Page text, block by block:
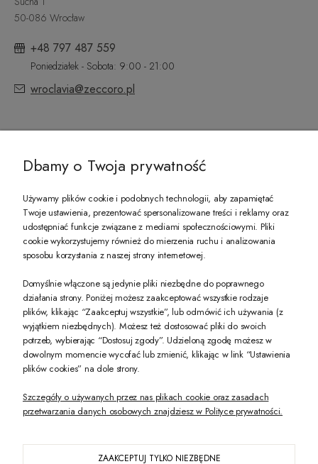
50-086 Wrocław
+48 797 487 559
Poniedziałek - Sobota: 9:00 - 21:00
wroclavia@zeccoro.pl
PREZENT DLA CIEBIE!
-10% na pierwsze zakupy na zeccoro.pl Gdy zapiszesz się do naszego
Twoje dane będą przetwarzane zgodnie z nasząpolityką prywatności
POKAŻ PEŁNĄ WERSJĘ STRONY
Dbamy o Twoja prywatność
Używamy plików cookie i podobnych technologii, aby zapamiętać
Twoje ustawienia, prezentować spersonalizowane treści i reklamy oraz
udostępniać funkcje związane z mediami społecznościowymi. Pliki
cookie wykorzystujemy również do mierzenia ruchu i analizowania
sposobu korzystania z naszej strony internetowej.
Domyślnie włączone są jedynie pliki niezbędne do poprawnego
działania strony. Poniżej możesz zaakceptować wszystkie rodzaje
plików, klikając “Zaakceptuj wszystkie”, lub odmówić ich używania (z
wyjątkiem niezbędnych). Możesz też dostosować pliki do swoich
potrzeb, wybierając “Dostosuj zgody”. Udzieloną zgodę możesz w
dowolnym momencie wycofać lub zmienić, klikając w link “Ustawienia
plików cookies” na dole strony.
Szczegóły o używanych przez nas plikach cookie oraz zasadach
przetwarzania danych osobowych znajdziesz w Polityce prywatności.
ZAAKCEPTUJ TYLKO NIEZBĘDNE